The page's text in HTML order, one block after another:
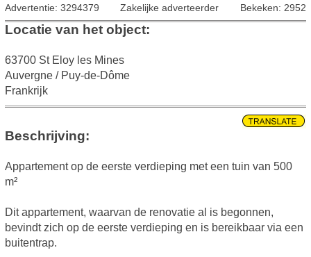
Advertentie: 3294379 Zakelijke adverteerder Bekeken: 2952
Locatie van het object:
63700 St Eloy les Mines
Auvergne / Puy-de-Dôme
Frankrijk
Beschrijving:
Appartement op de eerste verdieping met een tuin van 500
m²
Dit appartement, waarvan de renovatie al is begonnen,
bevindt zich op de eerste verdieping en is bereikbaar via een
buitentrap.